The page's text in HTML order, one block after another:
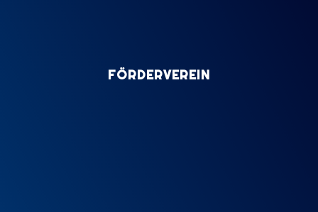
FÖRDERVEREIN